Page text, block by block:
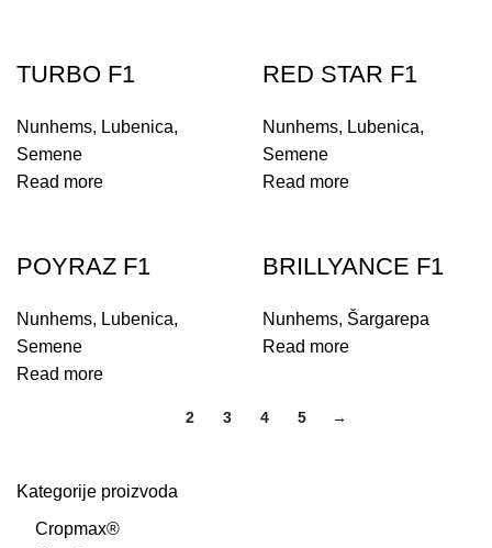
Kategorije proizvoda
Cropmax®
TURBO F1
Nunhems, Lubenica,
Semene
Read more
RED STAR F1
Nunhems, Lubenica,
Semene
Read more
POYRAZ F1
Nunhems, Lubenica,
Semene
Read more
BRILLYANCE F1
Nunhems, Šargarepa
Read more
2 3 4 5 →